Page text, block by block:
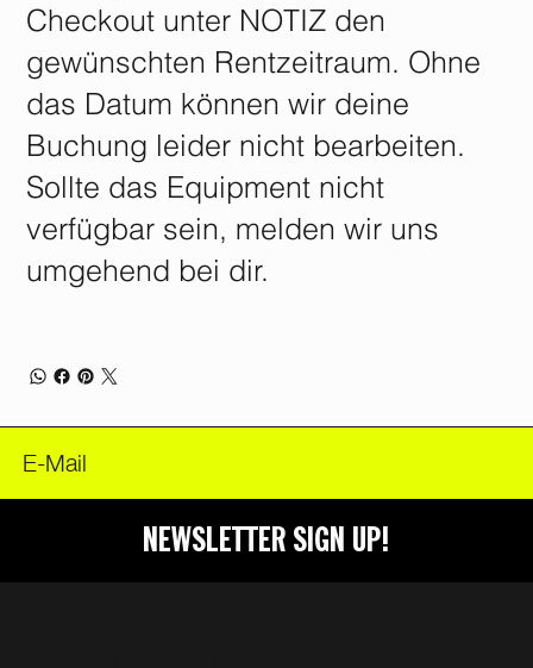
Checkout unter NOTIZ den
gewünschten Rentzeitraum. Ohne
das Datum können wir deine
Buchung leider nicht bearbeiten.
Sollte das Equipment nicht
verfügbar sein, melden wir uns
umgehend bei dir.
FOODER
NEWSLETTER SIGN UP!